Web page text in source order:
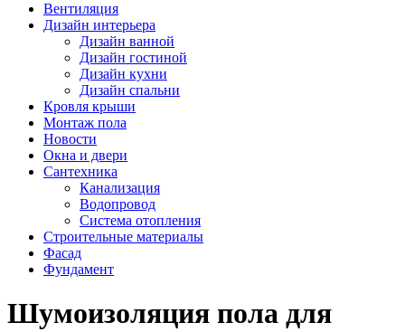
Вентиляция
Дизайн интерьера
Дизайн ванной
Дизайн гостиной
Дизайн кухни
Дизайн спальни
Кровля крыши
Монтаж пола
Новости
Окна и двери
Сантехника
Канализация
Водопровод
Система отопления
Строительные материалы
Фасад
Фундамент
Шумоизоляция пола для